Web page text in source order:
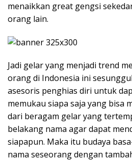
menaikkan great gengsi
orang lain.
Jadi gelar yang menjadi trend
orang di Indonesia ini
asesoris penghias diri untuk
memukau siapa saja yang bisa
dari beragam gelar yang
belakang nama agar dapat
siapapun. Maka itu budaya
nama seseorang dengan